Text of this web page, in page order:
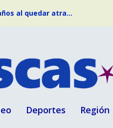
al quedar atra...
Deportes Región